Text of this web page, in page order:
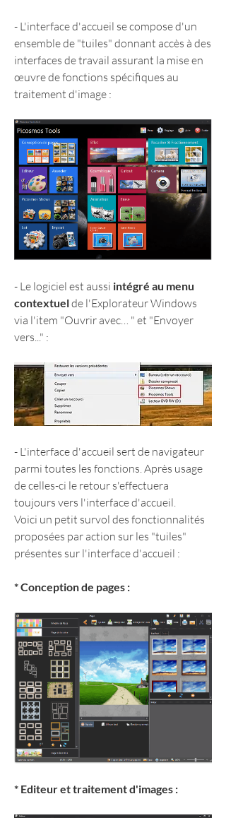
- L'interface d'accueil se compose d'un
ensemble de "tuiles" donnant accès à des
interfaces de travail assurant la mise en
œuvre de fonctions spécifiques au
traitement d'image :
- Le logiciel est aussi intégré au menu
contextuel de l'Explorateur Windows
via l'item "Ouvrir avec… " et "Envoyer
vers..." :
- L'interface d'accueil sert de navigateur
parmi toutes les fonctions. Après usage
de celles-ci le retour s'effectuera
toujours vers l'interface d'accueil.
Voici un petit survol des fonctionnalités
proposées par action sur les "tuiles"
présentes sur l'interface d'accueil :
* Conception de pages :
* Editeur et traitement d'images :